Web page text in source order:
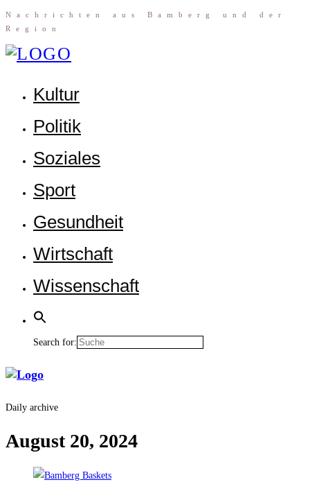
Nach­rich­ten aus Bam­berg und der
Region
Kul­tur
Poli­tik
Sozia­les
Sport
Gesund­heit
Wirt­schaft
Wis­sen­schaft
Search for:
Daily archive
August 20, 2024